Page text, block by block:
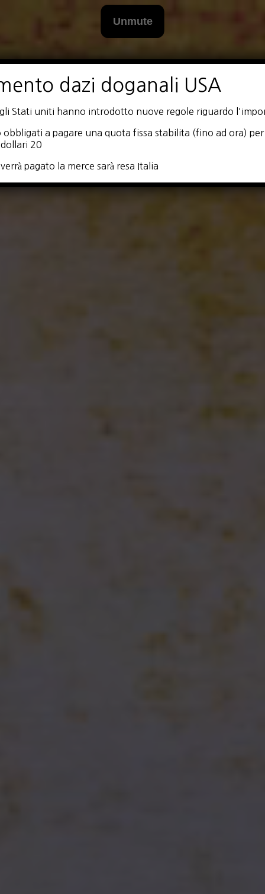
dazi doganali USA
Stati uniti hanno introdotto nuove regole riguardo
obbligati a pagare una quota fissa stabilita (fino ad ora)
20
pagato la merce sarà resa Italia